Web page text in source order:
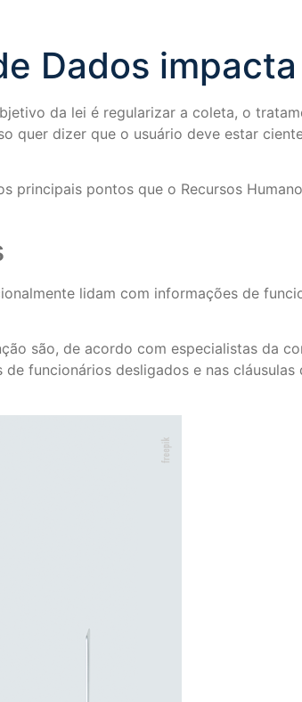
Dados impacta
da lei é regularizar a coleta, o
quer dizer que o usuário deve estar
principais pontos que o Recursos
lidam com informações de
são, de acordo com especialistas da
funcionários desligados e nas